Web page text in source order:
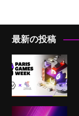
最新の投稿